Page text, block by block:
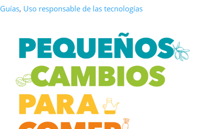
Guías, Uso responsable de las tecnologías